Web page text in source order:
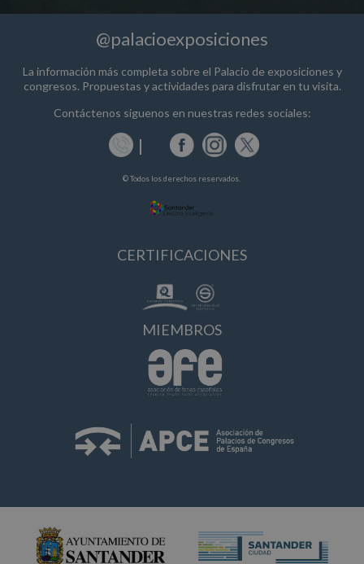
@palacioexposiciones
La información más completa sobre el Palacio de exposiciones y
congresos. Propuestas y actividades para disfrutar en tu visita.
Contáctenos siguenos en nuestras redes sociales:
© Todos los derechos reservados.
CERTIFICACIONES
MIEMBROS